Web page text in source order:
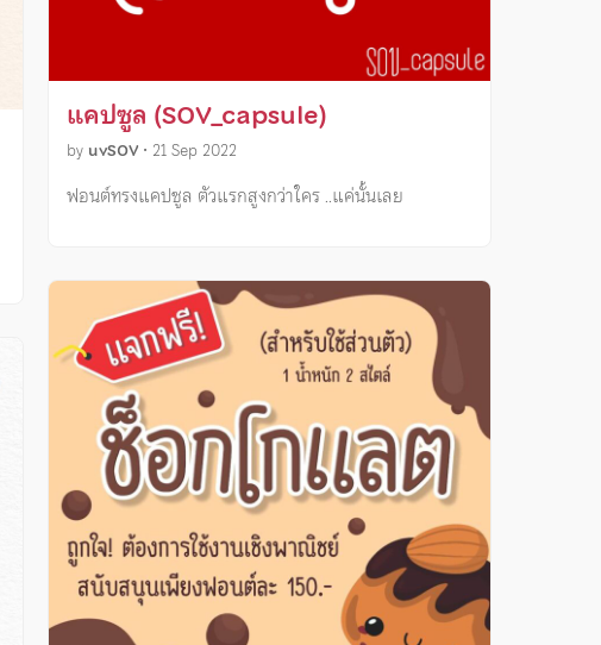
แคปซูล (SOV_capsule)
by uvSOV• 21 Sep 2022
ฟอนต์ทรงแคปซูล ตัวแรกสูงกว่าใคร ..แค่นั้นเลย